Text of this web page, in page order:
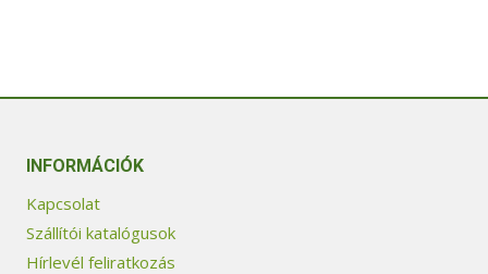
INFORMÁCIÓK
Kapcsolat
Szállítói katalógusok
Hírlevél feliratkozás